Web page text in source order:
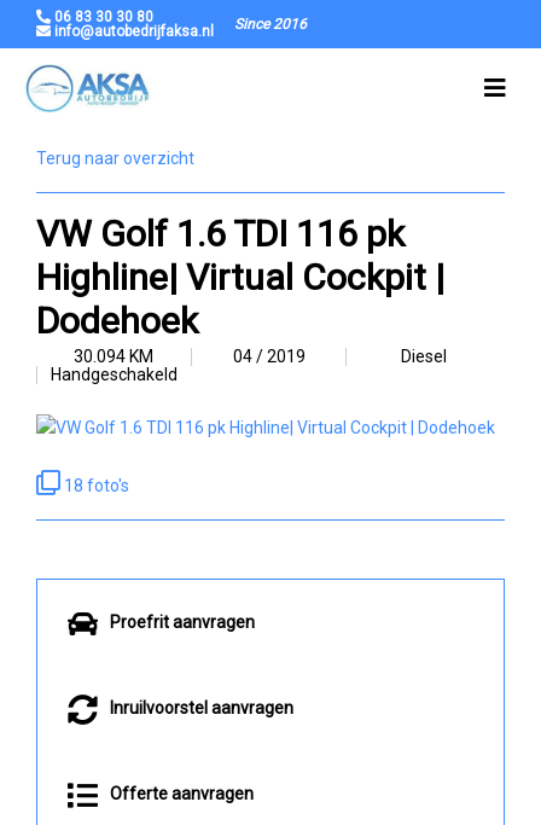
06 83 30 30 80
info@autobedrijfaksa.nl
Since 2016
Terug naar overzicht
VW Golf 1.6 TDI 116 pk
Highline| Virtual Cockpit |
Dodehoek
30.094 KM 04 / 2019
Diesel
Handgeschakeld
18 foto's
Proefrit aanvragen
Inruilvoorstel aanvragen
Offerte aanvragen